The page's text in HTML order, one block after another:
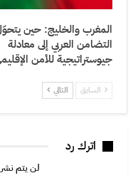
المغرب والخليج: حين
التضامن العربي إلى معادلة
جيوستراتيجية للأمن
السابق التالي
اترك رد
لن يتم نشر